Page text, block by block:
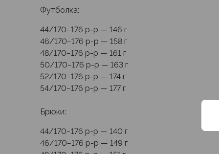
Женская обувь
Кроссовки
Сапоги
Гамаши, бахилы
Аксессуары для обуви
Уход за обувью
Шнурки, стельки
Клей
Ледоступы
Аксессуары
Варежки и перчатки
Футболка:
44/170−176 р-р — 146 г
46/170−176 р-р — 158 г
48/170−176 р-р — 161 г
50/170−176 р-р — 163 г
52/170−176 р-р — 174 г
54/170−176 р-р — 177 г
Брюки:
44/170−176 р-р — 140 г
46/170−176 р-р — 149 г